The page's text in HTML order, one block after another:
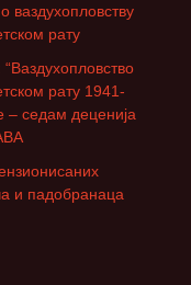
ваздухопловству
рату
рату 1941-
– седам деценија
и падобранаца